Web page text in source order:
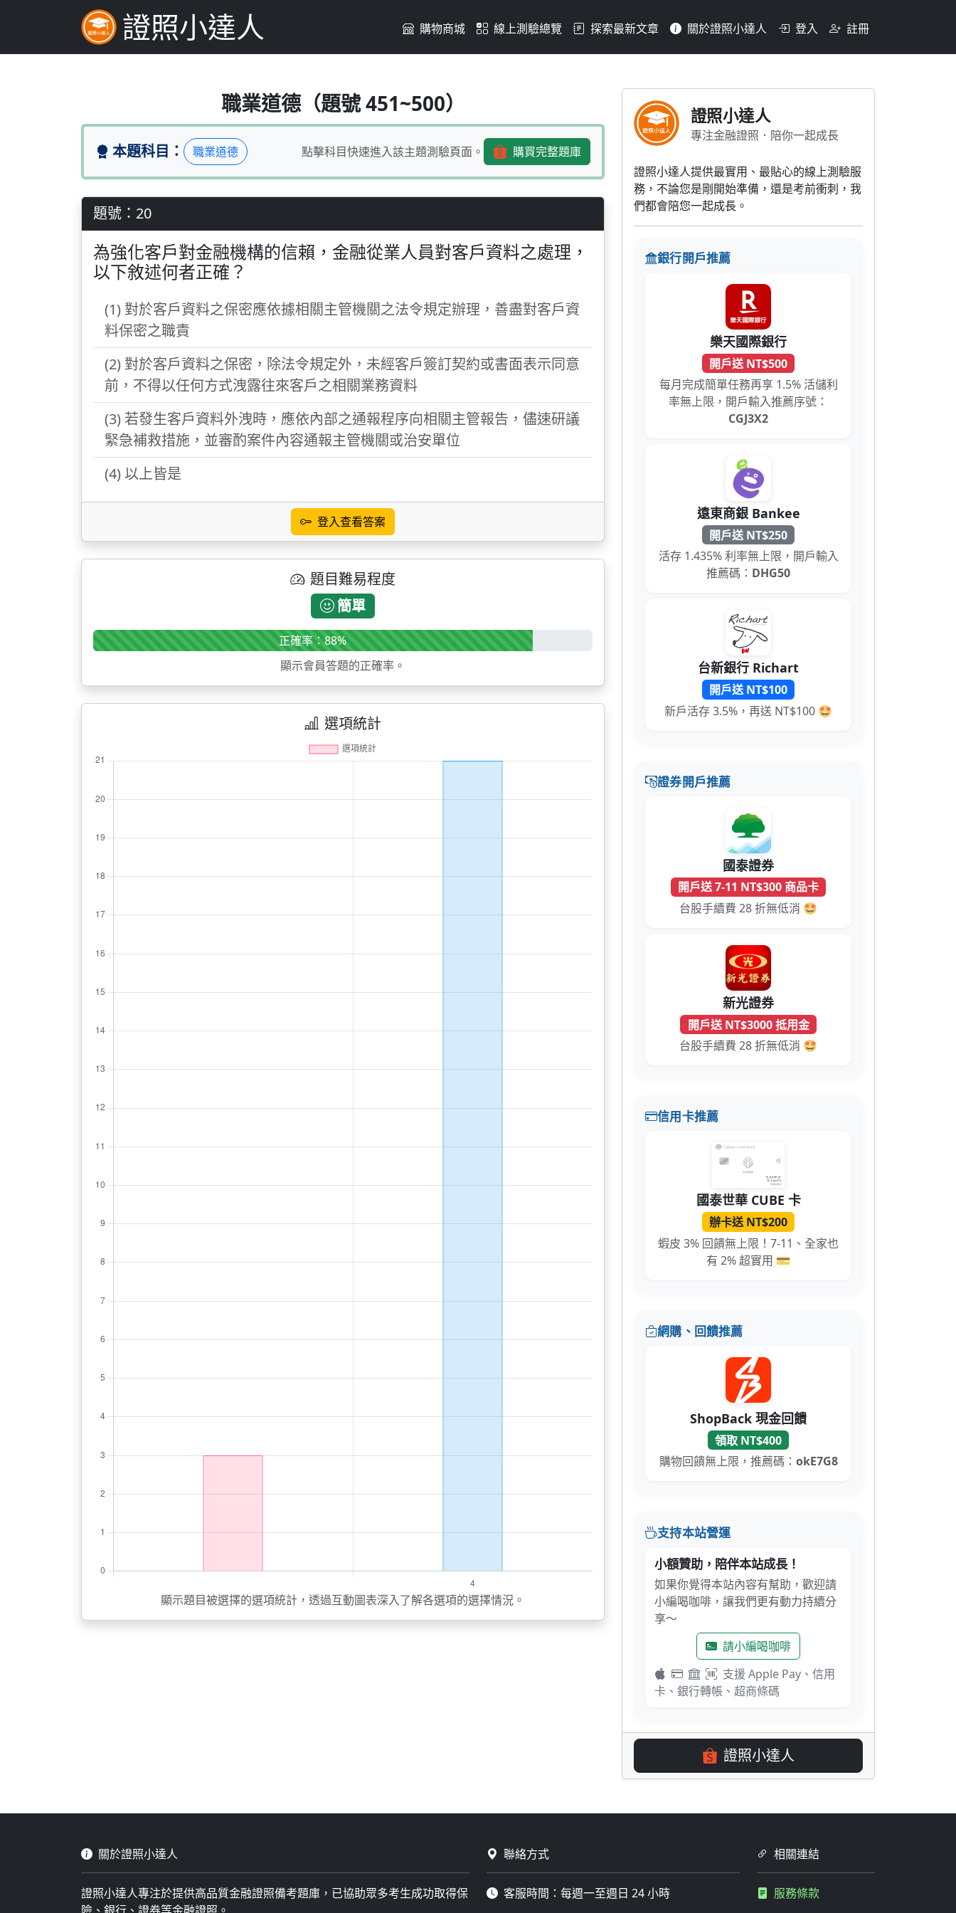
證照小達人 購物商城 線上測驗總覽 探索最新文章 關於證照小達人 登入 註冊
為強化客戶對金融機構的信賴，金融從業人員對客戶資料之處理，
職業道德（題號 451~500）
本題科目： 職業道德 點擊科目快速進入該主題測驗頁面。 購買完整題庫
題號：20
為強化客戶對金融機構的信賴，金融從業人員對客戶資料之處理，
以下敘述何者正確？
(1) 對於客戶資料之保密應依據相關主管機關之法令規定辦理，善盡對客戶資
料保密之職責
(2) 對於客戶資料之保密，除法令規定外，未經客戶簽訂契約或書面表示同意
前，不得以任何方式洩露往來客戶之相關業務資料
(3) 若發生客戶資料外洩時，應依內部之通報程序向相關主管報告，儘速研議
緊急補救措施，並審酌案件內容通報主管機關或治安單位
(4) 以上皆是
登入查看答案
題目難易程度
簡單
正確率：88%
顯示會員答題的正確率。
選項統計
顯示題目被選擇的選項統計，透過互動圖表深入了解各選項的選擇情況。
證照小達人
專注金融證照．陪你一起成長
證照小達人提供最實用、最貼心的線上測驗服
務，不論您是剛開始準備，還是考前衝刺，我
們都會陪您一起成長。
銀行開戶推薦
樂天國際銀行
開戶送 NT$500
每月完成簡單任務再享 1.5% 活儲利
率無上限，開戶輸入推薦序號：
CGJ3X2
遠東商銀 Bankee
開戶送 NT$250
活存 1.435% 利率無上限，開戶輸入
推薦碼： DHG50
台新銀行 Richart
開戶送 NT$100
新戶活存 3.5%，再送 NT$100 🤩
證券開戶推薦
國泰證券
開戶送 7-11 NT$300 商品卡
台股手續費 28 折無低消 🤩
新光證券
開戶送 NT$3000 抵用金
台股手續費 28 折無低消 🤩
信用卡推薦
國泰世華 CUBE 卡
辦卡送 NT$200
蝦皮 3% 回饋無上限！7-11、全家也
有 2% 超實用 💳
網購、回饋推薦
ShopBack 現金回饋
領取 NT$400
購物回饋無上限，推薦碼： okE7G8
支持本站營運
小額贊助，陪伴本站成長！
如果你覺得本站內容有幫助，歡迎請
小編喝咖啡，讓我們更有動力持續分
享～
請小編喝咖啡
支援 Apple Pay、信用
卡、銀行轉帳、超商條碼
證照小達人
關於證照小達人
證照小達人專注於提供高品質金融證照備考題庫，已協助眾多考生成功取得保
聯絡方式
客服時間：每週一至週日 24 小時
相關連結
服務條款